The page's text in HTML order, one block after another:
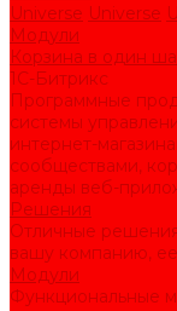
Universe Universe
Модули
Корзина в один
1С-Битрикс
Программные
системы
интернет-
сообществами,
аренды веб-
Решения
Отличные
вашу компанию,
Модули
Функциональные